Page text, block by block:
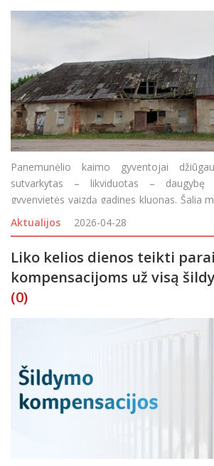
Panemunėlio kaimo gyventojai
sutvarkytas – likviduotas –
gyvenvietės vaizdą gadinęs kluonas. Šalia
atsivėrė erdvė, o miestelio bendruomenei
įvairioms idėjoms įgyvendinti. Nykstantis
Aktualijos 2026-04-28
Liko kelios dienos teikti
kompensacijoms už visą
(0)